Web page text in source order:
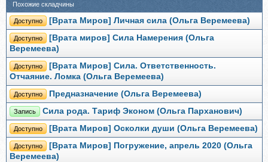
Похожие складчины
Доступно [Врата Миров] Личная сила (Ольга Веремеева)
Доступно
[Врата миров] Сила Намерения (Ольга
Веремеева)
Доступно
[Врата Миров] Сила. Ответственность.
Отчаяние. Ломка (Ольга Веремеева)
Доступно Предназначение (Ольга Веремеева)
Запись Сила рода. Тариф Эконом (Ольга Парханович)
Доступно [Врата Миров] Осколки души (Ольга Веремеева)
Доступно
[Врата Миров] Погружение, апрель 2020 (Ольга
Веремеева)